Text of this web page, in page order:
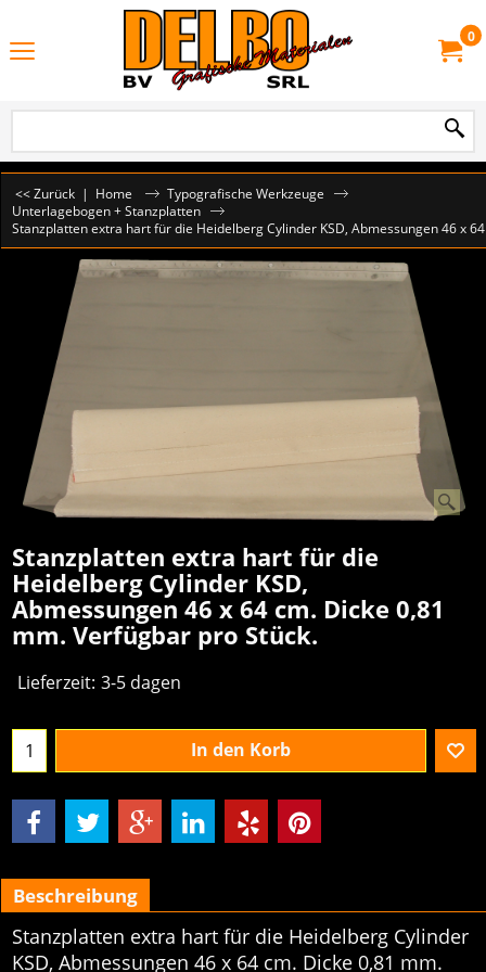
0
<< Zurück | Home
Typografische Werkzeuge
Unterlagebogen + Stanzplatten
Stanzplatten extra hart für die Heidelberg Cylinder KSD, Abmessungen 46 x
Stanzplatten extra hart für die
Heidelberg Cylinder KSD,
Abmessungen 46 x 64 cm. Dicke 0,81
mm. Verfügbar pro Stück.
€303.02 excl.BTW
Beschreibung